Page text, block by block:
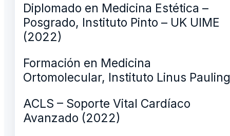
Diplomado en Medicina Estética –
Posgrado, Instituto Pinto – UK UIME
(2022)
Formación en Medicina
Ortomolecular, Instituto Linus Pauling
ACLS – Soporte Vital Cardíaco
Avanzado (2022)